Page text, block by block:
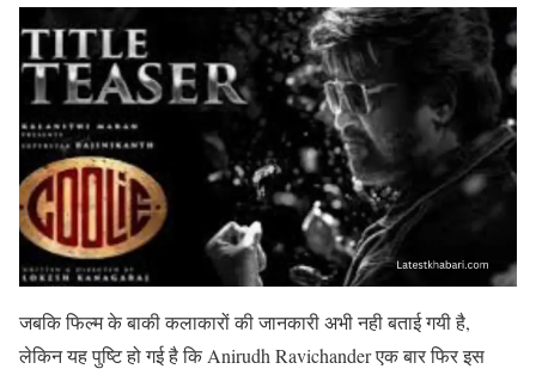
जबकि फिल्म के बाकी कलाकारों की जानकारी अभी नही बताई गयी है,
लेकिन यह पुष्टि हो गई है कि Anirudh Ravichander एक बार फिर इस